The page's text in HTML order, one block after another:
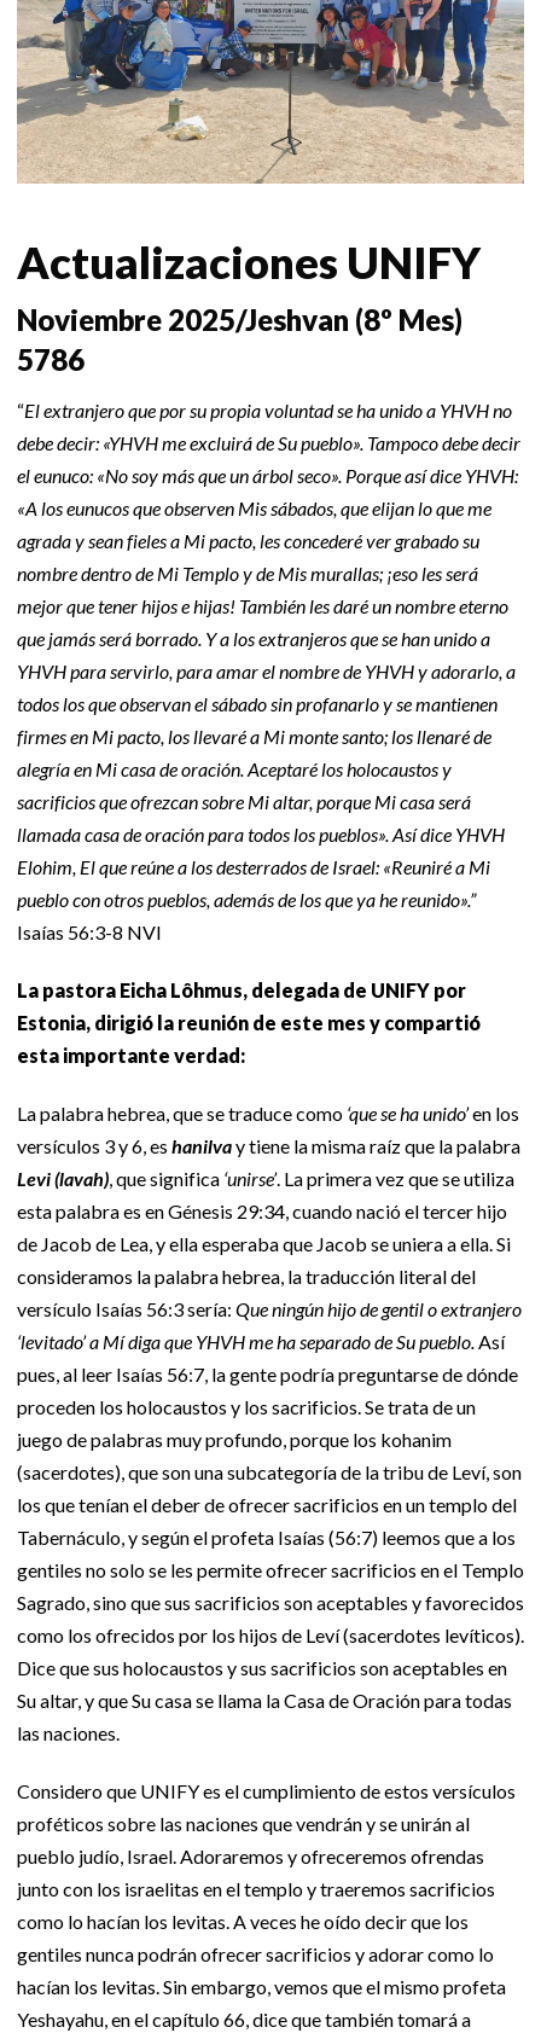
Actualizaciones UNIFY
Noviembre 2025/Jeshvan (8º Mes)
5786
“El extranjero que por su propia voluntad se ha unido a YHVH no
debe decir: «YHVH me excluirá de Su pueblo». Tampoco debe decir
el eunuco: «No soy más que un árbol seco». Porque así dice YHVH:
«A los eunucos que observen Mis sábados, que elijan lo que me
agrada y sean fieles a Mi pacto, les concederé ver grabado su
nombre dentro de Mi Templo y de Mis murallas; ¡eso les será
mejor que tener hijos e hijas! También les daré un nombre eterno
que jamás será borrado. Y a los extranjeros que se han unido a
YHVH para servirlo, para amar el nombre de YHVH y adorarlo, a
todos los que observan el sábado sin profanarlo y se mantienen
firmes en Mi pacto, los llevaré a Mi monte santo; los llenaré de
alegría en Mi casa de oración. Aceptaré los holocaustos y
sacrificios que ofrezcan sobre Mi altar, porque Mi casa será
llamada casa de oración para todos los pueblos». Así dice YHVH
Elohim, El que reúne a los desterrados de Israel: «Reuniré a Mi
pueblo con otros pueblos, además de los que ya he reunido».”
Isaías 56:3-8 NVI
La pastora Eicha Lôhmus, delegada de UNIFY por
Estonia, dirigió la reunión de este mes y compartió
esta importante verdad:
La palabra hebrea, que se traduce como ‘que se ha unido’en los
versículos 3 y 6, es hanilvay tiene la misma raíz que la palabra
Levi (lavah), que significa ‘unirse’. La primera vez que se utiliza
esta palabra es en Génesis 29:34, cuando nació el tercer hijo
de Jacob de Lea, y ella esperaba que Jacob se uniera a ella. Si
consideramos la palabra hebrea, la traducción literal del
versículo Isaías 56:3 sería: Que ningún hijo de gentil o extranjero
‘levitado’ a Mí diga que YHVH me ha separado de Su pueblo.Así
pues, al leer Isaías 56:7, la gente podría preguntarse de dónde
proceden los holocaustos y los sacrificios. Se trata de un
juego de palabras muy profundo, porque los kohanim
(sacerdotes), que son una subcategoría de la tribu de Leví, son
los que tenían el deber de ofrecer sacrificios en un templo del
Tabernáculo, y según el profeta Isaías (56:7) leemos que a los
gentiles no solo se les permite ofrecer sacrificios en el Templo
Sagrado, sino que sus sacrificios son aceptables y favorecidos
como los ofrecidos por los hijos de Leví (sacerdotes levíticos).
Dice que sus holocaustos y sus sacrificios son aceptables en
Su altar, y que Su casa se llama la Casa de Oración para todas
las naciones.
Considero que UNIFY es el cumplimiento de estos versículos
proféticos sobre las naciones que vendrán y se unirán al
pueblo judío, Israel. Adoraremos y ofreceremos ofrendas
junto con los israelitas en el templo y traeremos sacrificios
como lo hacían los levitas. A veces he oído decir que los
gentiles nunca podrán ofrecer sacrificios y adorar como lo
hacían los levitas. Sin embargo, vemos que el mismo profeta
Yeshayahu, en el capítulo 66, dice que también tomará a